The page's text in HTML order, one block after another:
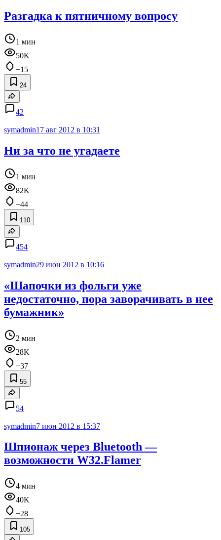
Разгадка к пятничному вопросу
1 мин
50K
+15
24
42
symadmin17 авг 2012 в 10:31
Ни за что не угадаете
1 мин
82K
+44
110
454
symadmin29 июн 2012 в 10:16
«Шапочки из фольги уже
недостаточно, пора заворачивать в нее
бумажник»
2 мин
28K
+37
55
54
symadmin7 июн 2012 в 15:37
Шпионаж через Bluetooth —
возможности W32.Flamer
4 мин
40K
+28
105